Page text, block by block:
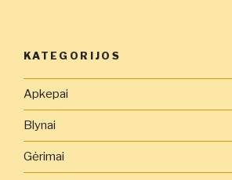
KATEGORIJOS
Apkepai
Blynai
Gėrimai